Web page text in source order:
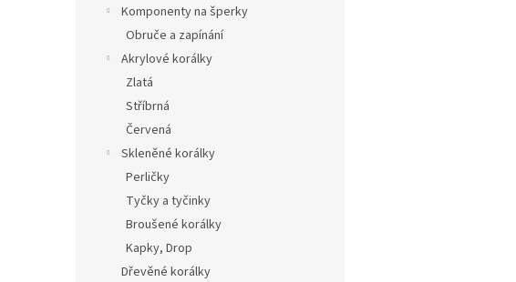
Komponenty na šperky
Obruče a zapínání
Akrylové korálky
Zlatá
Stříbrná
Červená
Skleněné korálky
Perličky
Tyčky a tyčinky
Broušené korálky
Kapky, Drop
Dřevěné korálky